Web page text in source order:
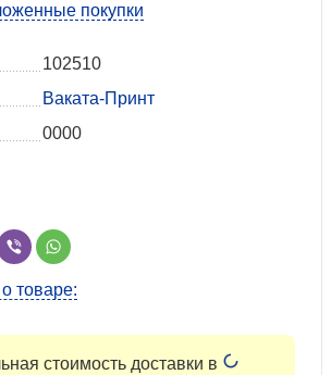
покупки
102510
Ваката-Принт
0000
товаре:
стоимость доставки в